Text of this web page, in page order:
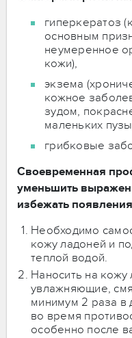
гиперкератоз
основным
неумеренное
кожи),
экзема
кожное
зудом,
маленьких
грибковые
Своевременная
уменьшить
избежать
Необходимо
кожу ладоней и
теплой водой.
Наносить на
увлажняющие,
минимум 2 раза в
во время
особенно после